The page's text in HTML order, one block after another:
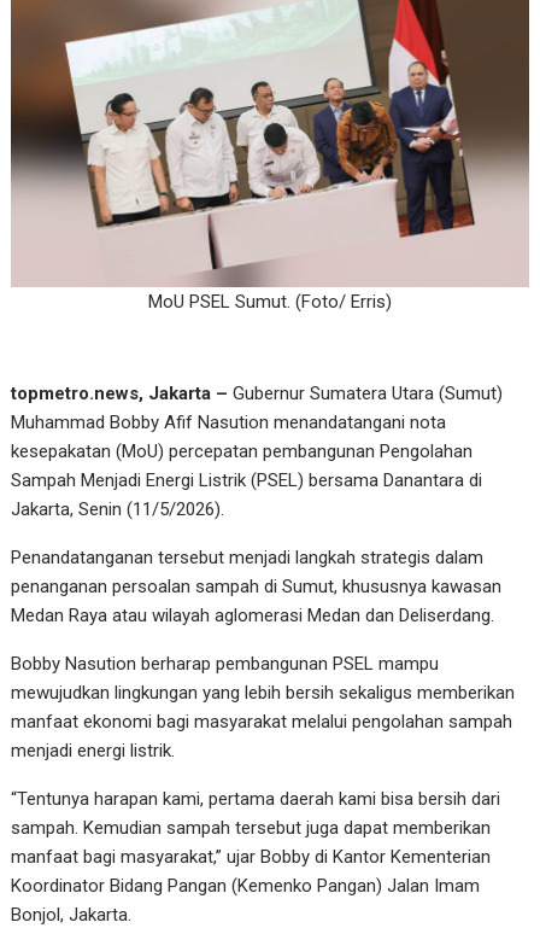
MoU PSEL Sumut. (Foto/ Erris)
topmetro.news, Jakarta – Gubernur Sumatera Utara (Sumut)
Muhammad Bobby Afif Nasution menandatangani nota
kesepakatan (MoU) percepatan pembangunan Pengolahan
Sampah Menjadi Energi Listrik (PSEL) bersama Danantara di
Jakarta, Senin (11/5/2026).
Penandatanganan tersebut menjadi langkah strategis dalam
penanganan persoalan sampah di Sumut, khususnya kawasan
Medan Raya atau wilayah aglomerasi Medan dan Deliserdang.
Bobby Nasution berharap pembangunan PSEL mampu
mewujudkan lingkungan yang lebih bersih sekaligus memberikan
manfaat ekonomi bagi masyarakat melalui pengolahan sampah
menjadi energi listrik.
“Tentunya harapan kami, pertama daerah kami bisa bersih dari
sampah. Kemudian sampah tersebut juga dapat memberikan
manfaat bagi masyarakat,” ujar Bobby di Kantor Kementerian
Koordinator Bidang Pangan (Kemenko Pangan) Jalan Imam
Bonjol, Jakarta.